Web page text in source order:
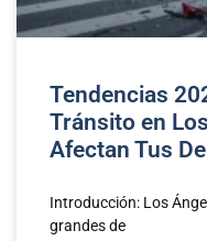
Tendencias
Tránsito en
Afectan Tus
Introducción: Los
grandes de